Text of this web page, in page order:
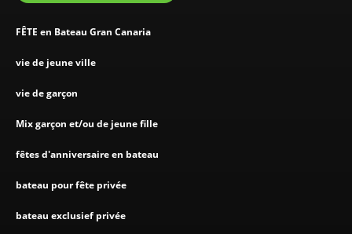
FÊTE en Bateau Gran Canaria
vie de jeune ville
vie de garçon
Mix garçon et/ou de jeune fille
fêtes d'anniversaire en bateau
bateau pour fête privée
bateau exclusief privée